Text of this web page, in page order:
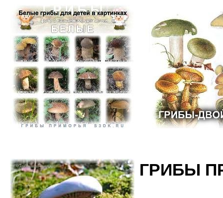
ГРИБЫ